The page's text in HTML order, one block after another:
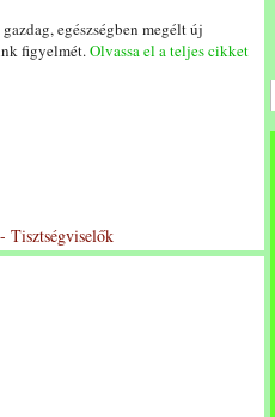
egészségben megélt új
figyelmét.Olvassa el a teljes cikket
Tisztségviselők